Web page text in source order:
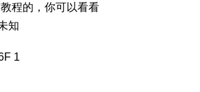
程的，你可以看看
知
1